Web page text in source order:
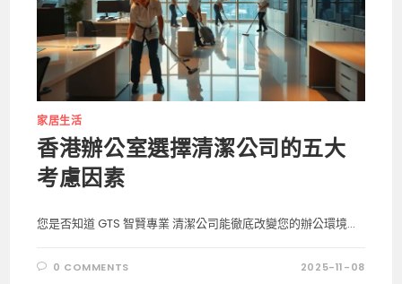
家居生活
香港辦公室選擇清潔公司的五大
考慮因素
您是否知道 GTS 智賢專業 清潔公司能徹底改變您的辦公環境...
0 COMMENTS 2025-11-08